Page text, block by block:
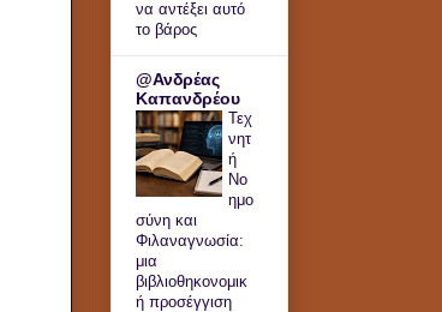
να αντέξει αυτό
το βάρος
@Ανδρέας
Καπανδρέου
Τεχ
νητ
ή
Νο
ημο
σύνη και
Φιλαναγνωσία:
μια
βιβλιοθηκονομικ
ή προσέγγιση